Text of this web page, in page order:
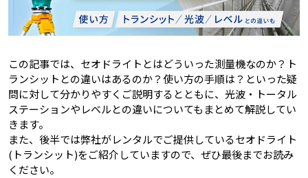
この記事では、セオドライトとはどういった測量機なのか？ト
ランシットとの違いはあるのか？使い方の手順は？といった疑
問に対して分かりやすくご説明するとともに、光波・トータル
ステーションやレベルとの違いについてもまとめて解説してい
きます。
また、後半では弊社がレンタルでご提供しているセオドライト
(トランシット)をご紹介していますので、ぜひ最後までお読み
ください。